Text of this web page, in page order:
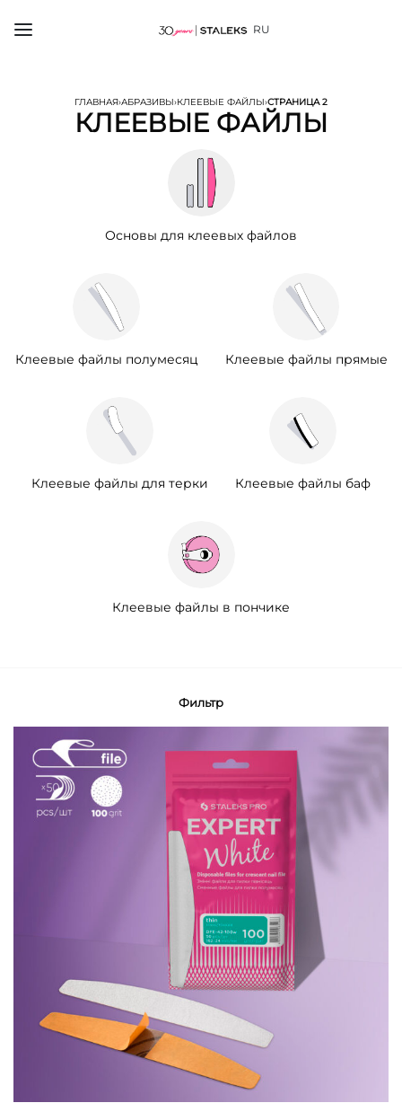
RU
ГЛАВНАЯ›АБРАЗИВЫ›КЛЕЕВЫЕ ФАЙЛЫ›СТРАНИЦА 2
КЛЕЕВЫЕ ФАЙЛЫ
Основы для клеевых файлов
Клеевые файлы полумесяц Клеевые файлы прямые
Клеевые файлы для терки Клеевые файлы баф
Клеевые файлы в пончике
Фильтр